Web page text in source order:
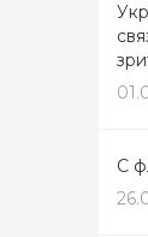
С